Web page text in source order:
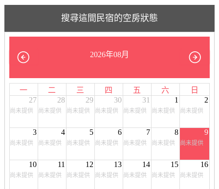
搜尋這間民宿的空房狀態
2026年08月
一 二 三 四 五 六
日
27
尚未提供
28
尚未提供
29
尚未提供
30
尚未提供
31
尚未提供
1
尚未提供
2
尚未提供
3
尚未提供
4
尚未提供
5
尚未提供
6
尚未提供
7
尚未提供
8
尚未提供
9
尚未提供
10
尚未提供
11
尚未提供
12
尚未提供
13
尚未提供
14
尚未提供
15
尚未提供
16
尚未提供